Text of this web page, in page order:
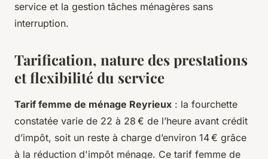
service et la gestion tâches ménagères sans
interruption.
Tarification, nature des prestations
et flexibilité du service
Tarif femme de ménage Reyrieux : la fourchette
constatée varie de 22 à 28 € de l’heure avant crédit
d’impôt, soit un reste à charge d’environ 14 € grâce
à la réduction d'impôt ménage. Ce tarif femme de